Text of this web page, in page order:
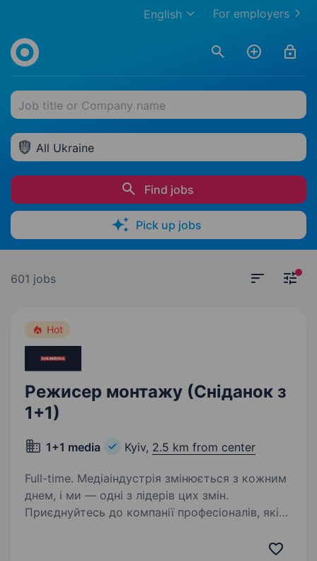
For employers
English
Job title or Company name
All Ukraine
Find jobs
Pick up jobs
601 jobs
Hot
Режисер монтажу (Сніданок з
1+1)
1+1 media Kyiv, 2.5 km from center
Full-time. Медіаіндустрія змінюється з кожним
днем, і ми — одні з лідерів цих змін.
Приєднуйтесь до компанії професіоналів, які